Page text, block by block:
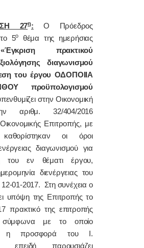
27η:
Ο Πρόεδρος
5ο
θέμα της ημερήσιας
«Έγκριση πρακτικού
διαγωνισμού
του έργου ΟΔΟΠΟΙΙΑ
προϋπολογισμού
στην Οικονομική
αριθμ. 32/404/2016
Επιτροπής, με
οι όροι
διαγωνισμού για
του εν θέματι έργου,
διενέργειας του
01-2017. Στη συνέχεια ο
υπόψη της Επιτροπής το
πρακτικό της επιτροπής
σύμφωνα με το οποίο
η προσφορά του Ι.
επειδή παρουσιάζει